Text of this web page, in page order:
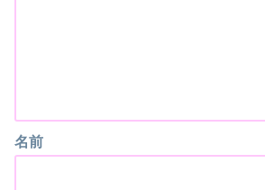
名前